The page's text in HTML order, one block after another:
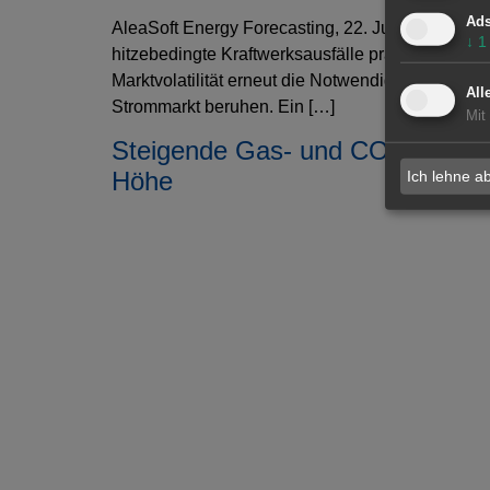
AleaSoft Energy Forecasting, 22. Juli 2026.
hitzebedingte Kraftwerksausfälle prägen einen
Marktvolatilität erneut die Notwendigkeit gut
Strommarkt beruhen. Ein […]
Steigende Gas- und CO -Preise
Höhe
↓ 1
Mit
Ich lehne